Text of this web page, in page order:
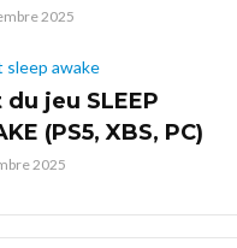
2025
du jeu SLEEP
(PS5, XBS, PC)
2025